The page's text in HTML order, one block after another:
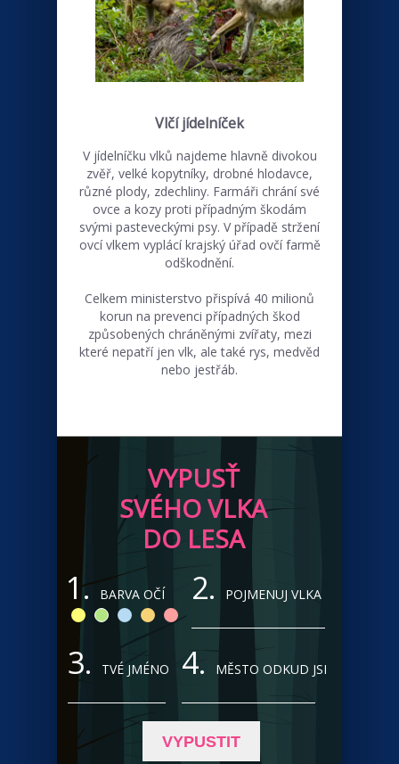
Vlčí jídelníček
V jídelníčku vlků najdeme hlavně divokou
zvěř, velké kopytníky, drobné hlodavce,
různé plody, zdechliny. Farmáři chrání své
ovce a kozy proti případným škodám
svými pasteveckými psy. V případě stržení
ovcí vlkem vyplácí krajský úřad ovčí farmě
odškodnění.
Celkem ministerstvo přispívá 40 milionů
korun na prevenci případných škod
způsobených chráněnými zvířaty, mezi
které nepatří jen vlk, ale také rys, medvěd
nebo jestřáb.
VYPUSŤ
SVÉHO VLKA
DO LESA
1. BARVA OČÍ 2. POJMENUJ VLKA
3. TVÉ JMÉNO 4. MĚSTO ODKUD JSI